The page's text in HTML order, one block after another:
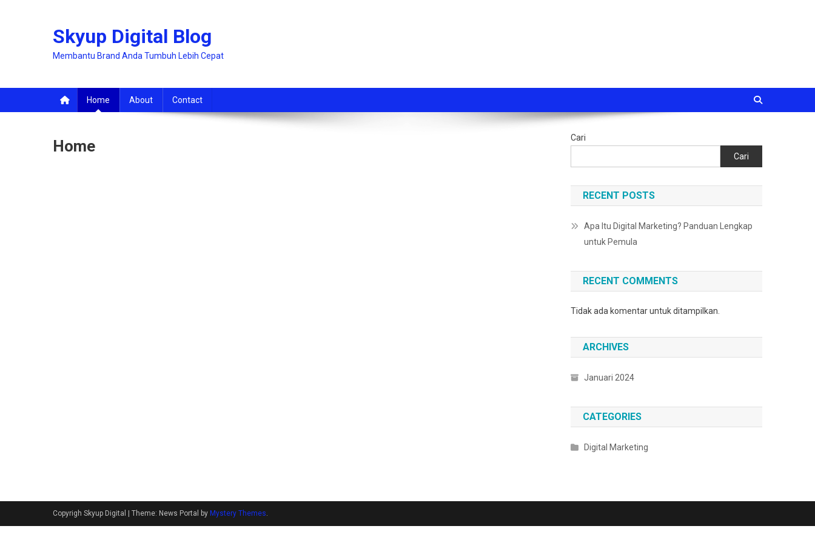
Skyup Digital Blog
Membantu Brand Anda Tumbuh Lebih Cepat
Home About Contact
Home
Cari
Cari
RECENT POSTS
Apa Itu Digital Marketing? Panduan Lengkap
untuk Pemula
RECENT COMMENTS
Tidak ada komentar untuk ditampilkan.
ARCHIVES
Januari 2024
CATEGORIES
Digital Marketing
Copyrigh Skyup Digital Theme: News Portal by Mystery Themes.